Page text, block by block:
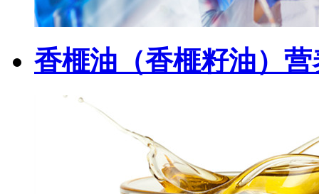
香榧油（香榧籽油）